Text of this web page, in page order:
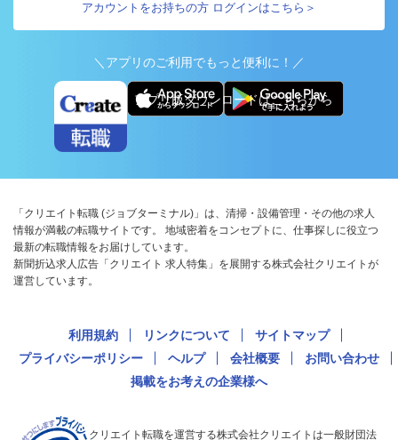
アカウントをお持ちの方 ログインはこちら＞
＼アプリのご利用でもっと便利に！／
アプリ版ダウンロードはこちらから
「クリエイト転職 (ジョブターミナル)」は、清掃・設備管理・その他の求人
情報が満載の転職サイトです。 地域密着をコンセプトに、仕事探しに役立つ
最新の転職情報をお届けしています。
新聞折込求人広告「クリエイト 求人特集」を展開する株式会社クリエイトが
運営しています。
利用規約 リンクについて
サイトマップ
プライバシーポリシー
ヘルプ 会社概要
お問い合わせ
掲載をお考えの企業様へ
クリエイト転職を運営する株式会社クリエイトは一般財団法